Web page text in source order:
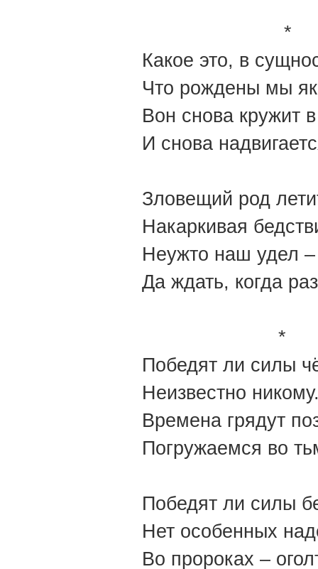
*
Какое это, в
Что рождены мы
Вон снова кружит
И снова
Зловещий род
Накаркивая
Неужто наш удел –
Да ждать, когда
*
Победят ли силы
Неизвестно
Времена грядут
Погружаемся во
Победят ли силы
Нет особенных
Во пророках –